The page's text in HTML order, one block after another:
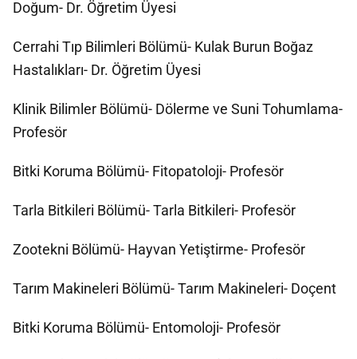
Doğum- Dr. Öğretim Üyesi
Cerrahi Tıp Bilimleri Bölümü- Kulak Burun Boğaz
Hastalıkları- Dr. Öğretim Üyesi
Klinik Bilimler Bölümü- Dölerme ve Suni Tohumlama-
Profesör
Bitki Koruma Bölümü- Fitopatoloji- Profesör
Tarla Bitkileri Bölümü- Tarla Bitkileri- Profesör
Zootekni Bölümü- Hayvan Yetiştirme- Profesör
Tarım Makineleri Bölümü- Tarım Makineleri- Doçent
Bitki Koruma Bölümü- Entomoloji- Profesör